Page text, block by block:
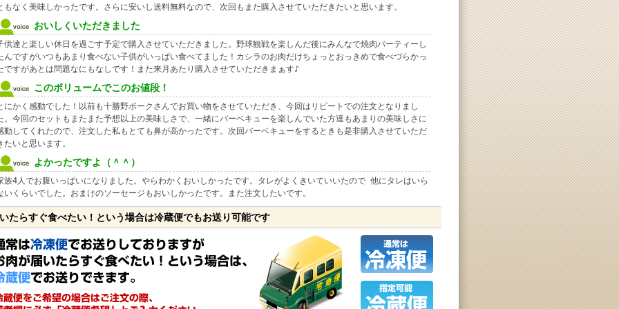
もなく美味しかったです。さらに安いし送料無料なので、次回もまた購入させていただきたいと思います。
おいしくいただきました
供達と楽しい休日を過ごす予定で購入させていただきました。野球観戦を楽しんだ後にみんなで焼肉パーティーし
んですがいつもあまり食べない子供がいっぱい食べてました！カシラのお肉だけちょっとおっきめで食べづらかっ
ですがあとは問題なにもなしです！また来月あたり購入させていただきまぁす♪
このボリュームでこのお値段！
にかく感動でした！以前も十勝野ポークさんでお買い物をさせていただき、今回はリピートでの注文となりまし
。今回のセットもまたまた予想以上の美味しさで、一緒にバーベキューを楽しんでいた方達もあまりの美味しさに
動してくれたので、注文した私もとても鼻が高かったです。次回バーベキューをするときも是非購入させていただ
たいと思います。
よかったですよ（＾＾）
族4人でお腹いっぱいになりました。やらわかくおいしかったです。タレがよくきいていいたので 他にタレはいら
いくらいでした。おまけのソーセージもおいしかったです。また注文したいです。
たらすぐ食べたい！という場合は冷蔵便でもお送り可能です